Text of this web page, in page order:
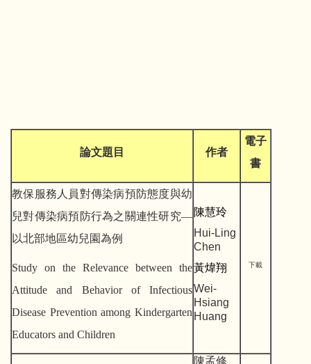
論文題目 作者
電子
書
教保服務人員對傳染病預防態度與幼
兒對傳染病預防行為之關連性研究—
以北部地區幼兒園為例
Study on the Relevance between the
Attitude and Behavior of Infectious
Disease Prevention among Kindergarten
Educators and Children
陳慧玲
Hui-Ling
Chen
黃煒翔
Wei-
Hsiang
Huang
下載
陳孟修